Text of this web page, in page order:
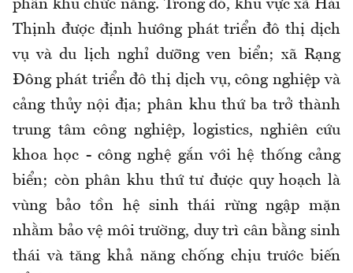
phân khu chức năng. Trong đó, khu vực xã Hải
Thịnh được định hướng phát triển đô thị dịch
vụ và du lịch nghỉ dưỡng ven biển; xã Rạng
Đông phát triển đô thị dịch vụ, công nghiệp và
cảng thủy nội địa; phân khu thứ ba trở thành
trung tâm công nghiệp, logistics, nghiên cứu
khoa học - công nghệ gắn với hệ thống cảng
biển; còn phân khu thứ tư được quy hoạch là
vùng bảo tồn hệ sinh thái rừng ngập mặn
nhằm bảo vệ môi trường, duy trì cân bằng sinh
thái và tăng khả năng chống chịu trước biến